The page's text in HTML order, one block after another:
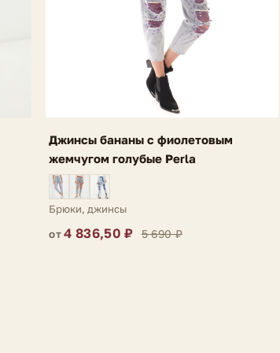
Джинсы бананы с фиолетовым
жемчугом голубые Perla
Брюки, джинсы
от4 836,50 ₽ 5 690 ₽